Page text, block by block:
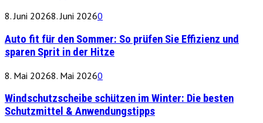
8. Juni 20268. Juni 20260
Auto fit für den Sommer: So prüfen Sie Effizienz und
sparen Sprit in der Hitze
8. Mai 20268. Mai 20260
Windschutzscheibe schützen im Winter: Die besten
Schutzmittel & Anwendungstipps